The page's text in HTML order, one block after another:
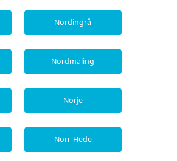
Nordingrå
Nordmaling
Norje
Norr-Hede